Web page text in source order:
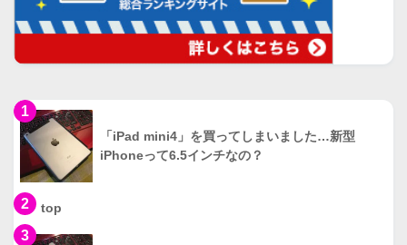
1
「iPad mini4」を買ってしまいました…新型
iPhoneって6.5インチなの？
2 top
3